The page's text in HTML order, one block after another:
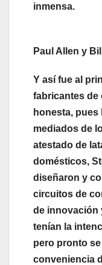
inmensa.
Paul Allen y
Y así fue al
fabricantes de
honesta, pues
mediados de
atestado de
domésticos,
diseñaron y
circuitos de
de innovación
tenían la
pero pronto
conveniencia